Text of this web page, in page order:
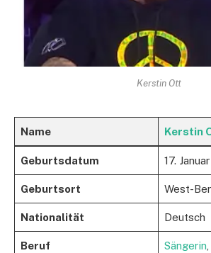
Kerstin Ott
Name Kerstin
Geburtsdatum 17.
Geburtsort West-
Nationalität Deutsch
Beruf Sängerin